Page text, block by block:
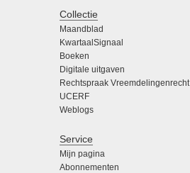
Collectie
Maandblad
KwartaalSignaal
Boeken
Digitale uitgaven
Rechtspraak Vreemdelingenrecht
UCERF
Weblogs
Service
Mijn pagina
Abonnementen